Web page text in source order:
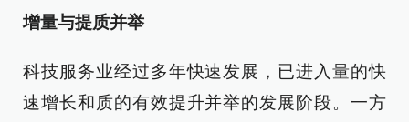
增量与提质并举
科技服务业经过多年快速发展，已进入量的快
速增长和质的有效提升并举的发展阶段。一方